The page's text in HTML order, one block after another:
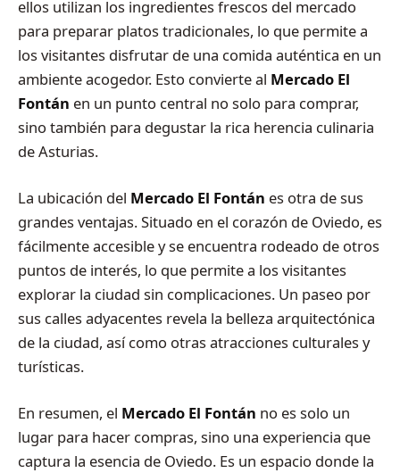
ellos utilizan los ingredientes frescos del mercado
para preparar platos tradicionales, lo que permite a
los visitantes disfrutar de una comida auténtica en un
ambiente acogedor. Esto convierte al Mercado El
Fontán en un punto central no solo para comprar,
sino también para degustar la rica herencia culinaria
de Asturias.
La ubicación del Mercado El Fontán es otra de sus
grandes ventajas. Situado en el corazón de Oviedo, es
fácilmente accesible y se encuentra rodeado de otros
puntos de interés, lo que permite a los visitantes
explorar la ciudad sin complicaciones. Un paseo por
sus calles adyacentes revela la belleza arquitectónica
de la ciudad, así como otras atracciones culturales y
turísticas.
En resumen, el Mercado El Fontán no es solo un
lugar para hacer compras, sino una experiencia que
captura la esencia de Oviedo. Es un espacio donde la